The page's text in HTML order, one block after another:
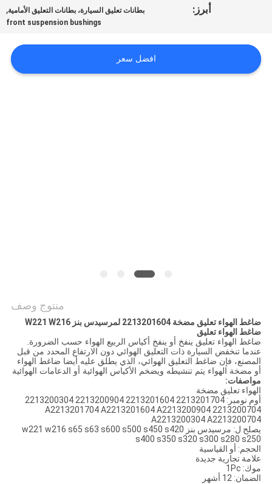
خريطة
أبرز: بطانات تعليق السيارة، بطانات التعليق الأمامية,
front suspension bushings
افضل سعر
منتوج وصف
ضاغط الهواء تعليق مضخة 2213201604 لمرسيدس بنز W221 W216
ضاغط الهواء تعليق
ضاغط الهواء تعليق ينفخ أو ينفخ أكياس الربيع الهواء حسب الضرورة.
عندما تنخفض السيارة ذات التعليق الهوائي دون الارتفاع المحدد من قبل
المصنع، فإن ضاغط التعليق الهوائي، الذي يطلق عليه أيضا ضاغط الهواء
أو مضخة الهواء يتم تنشيطه ويضخم الأكياس الهوائية أو الدعامات الهوائية
مواصفات:
الهواء تعليق مضخة
أوم نومبر: 2213201704 2213201604 2213200904 2213200304
2213200704 A2213201704 A2213201604 A2213200904
A2213200304 A2213200704
يصلح ل: مرسيدس بنز w221 w216 s65 s63 s600 s500 s450 s420
s400 s350 s320 s300 s280 s250
الحجم: أو القياسية
علامة تجارية جديدة
موك: 1Pc
الضمان: 12 أشهر